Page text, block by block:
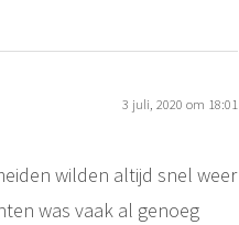
3 juli, 2020 om 18:01
wilden altijd snel weer
was vaak al genoeg